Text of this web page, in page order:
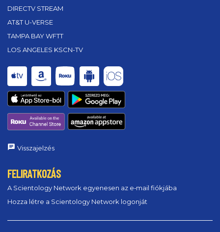
DIRECTV STREAM
AT&T U-VERSE
TAMPA BAY WFTT
LOS ANGELES KSCN-TV
Visszajelzés
FELIRATKOZÁS
A Scientology Network egyenesen az e‑mail fiókjába
Hozza létre a Scientology Network logonját